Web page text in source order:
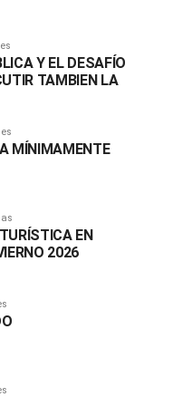
Y EL DESAFÍO
TAMBIEN LA
MÍNIMAMENTE
EN
2026